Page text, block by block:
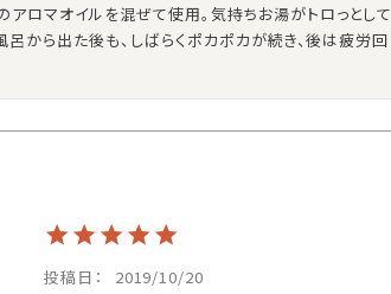
ロマオイルを混ぜて使用。気持ちお湯がトロっとして
呂から出た後も、しばらくポカポカが続き、後は疲労回
投稿日 2019/10/20